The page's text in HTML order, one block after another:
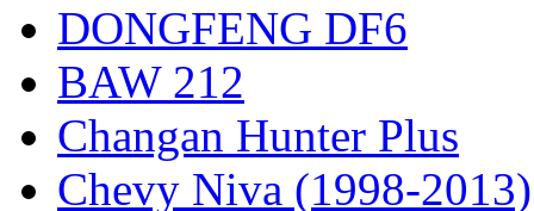
DONGFENG DF6
BAW 212
Changan Hunter Plus
Chevy Niva (1998-2013)